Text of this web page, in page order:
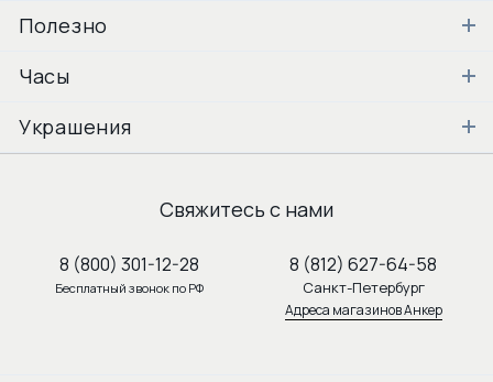
Полезно
Часы
Украшения
Свяжитесь с нами
8 (800) 301-12-28
Бесплатный звонок по РФ
8 (812) 627-64-58
Санкт-Петербург
Адреса магазинов Анкер